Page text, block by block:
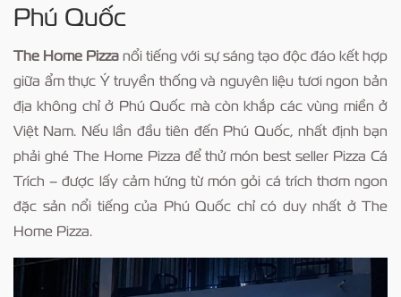
Phú Quốc
The Home Pizza nổi tiếng với sự sáng tạo độc đáo kết hợp
giữa ẩm thực Ý truyền thống và nguyên liệu tươi ngon bản
địa không chỉ ở Phú Quốc mà còn khắp các vùng miền ở
Việt Nam. Nếu lần đầu tiên đến Phú Quốc, nhất định bạn
phải ghé The Home Pizza để thử món best seller Pizza Cá
Trích – được lấy cảm hứng từ món gỏi cá trích thơm ngon
đặc sản nổi tiếng của Phú Quốc chỉ có duy nhất ở The
Home Pizza.